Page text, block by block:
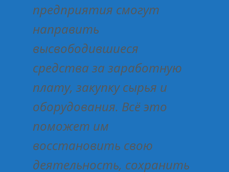
предприятия смогут
направить
высвободившиеся
средства за заработную
плату, закупку сырья и
оборудования. Всё это
поможет им
восстановить свою
деятельность, сохранить